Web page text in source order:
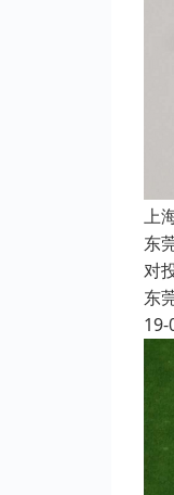
上
东
对
东
19-